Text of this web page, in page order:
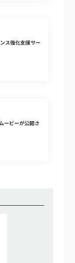
ス強化支援サー
ービーが公開さ